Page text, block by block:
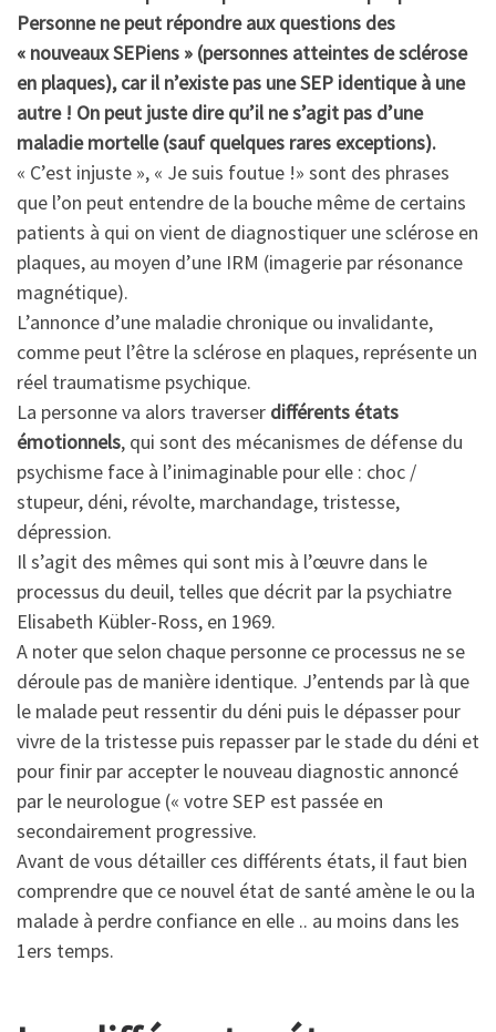
Personne ne peut répondre aux questions des
« nouveaux SEPiens » (personnes atteintes de sclérose
en plaques), car il n’existe pas une SEP identique à une
autre ! On peut juste dire qu’il ne s’agit pas d’une
maladie mortelle (sauf quelques rares exceptions).
« C’est injuste », « Je suis foutue !» sont des phrases
que l’on peut entendre de la bouche même de certains
patients à qui on vient de diagnostiquer une sclérose en
plaques, au moyen d’une IRM (imagerie par résonance
magnétique).
L’annonce d’une maladie chronique ou invalidante,
comme peut l’être la sclérose en plaques, représente un
réel traumatisme psychique.
La personne va alors traverser différents états
émotionnels, qui sont des mécanismes de défense du
psychisme face à l’inimaginable pour elle : choc /
stupeur, déni, révolte, marchandage, tristesse,
dépression.
Il s’agit des mêmes qui sont mis à l’œuvre dans le
processus du deuil, telles que décrit par la psychiatre
Elisabeth Kübler-Ross, en 1969.
A noter que selon chaque personne ce processus ne se
déroule pas de manière identique. J’entends par là que
le malade peut ressentir du déni puis le dépasser pour
vivre de la tristesse puis repasser par le stade du déni et
pour finir par accepter le nouveau diagnostic annoncé
par le neurologue (« votre SEP est passée en
secondairement progressive.
Avant de vous détailler ces différents états, il faut bien
comprendre que ce nouvel état de santé amène le ou la
malade à perdre confiance en elle .. au moins dans les
1ers temps.